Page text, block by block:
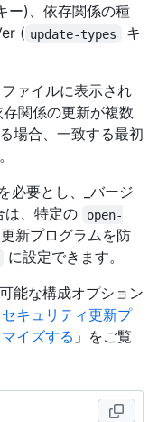
ー)、依存関係の種
( update-types
キ
ファイルに表示され
関係の更新が複数
場合、一致する最初
必要とし、_バージ
は、特定の
open-
新プログラムを防
に設定できます。
能な構成オプション
キュリティ更新プ
イズする 」をご覧